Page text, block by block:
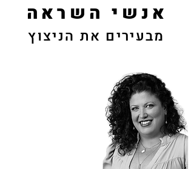
אנשי השראה
מבעירים את הניצוץ